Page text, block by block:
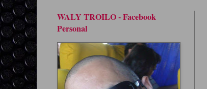
WALY TROILO - Facebook
Personal